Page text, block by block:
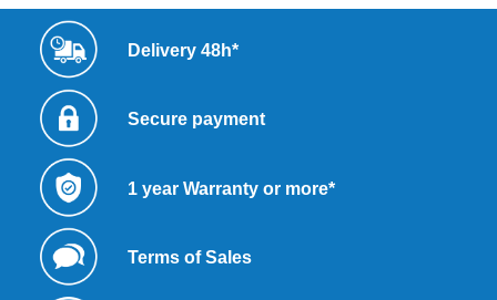
Delivery 48h*
Secure payment
1 year Warranty or more*
Terms of Sales